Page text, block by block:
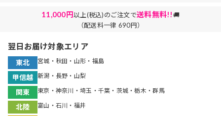
11,000円以上(税込)のご注文で送料無料!!🚚
（配送料一律 690円）
翌日お届け対象エリア
東北 宮城・秋田・山形・福島
甲信越 新潟・長野・山梨
関東 東京・神奈川・埼玉・千葉・茨城・栃木・群馬
北陸 富山・石川・福井